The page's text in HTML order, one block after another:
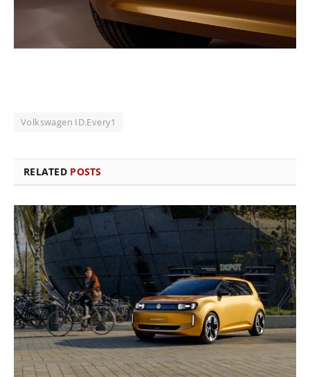
Volkswagen ID.Every1
RELATED POSTS